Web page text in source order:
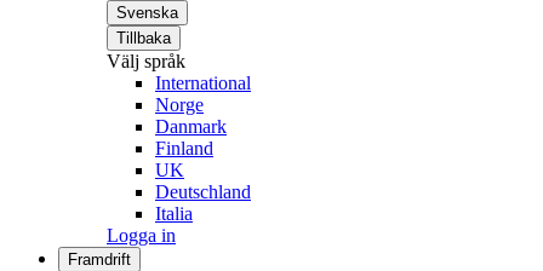
Svenska
Tillbaka
Välj språk
International
Norge
Danmark
Finland
UK
Deutschland
Italia
Logga in
Framdrift